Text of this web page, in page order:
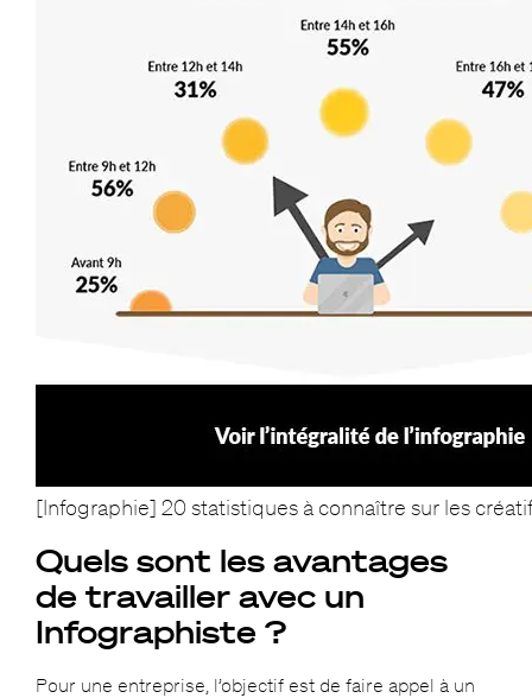
[Infographie] 20 statistiques à connaître sur les
Quels sont les avantages
de travailler avec un
Infographiste ?
Pour une entreprise, l’objectif est de faire appel à un